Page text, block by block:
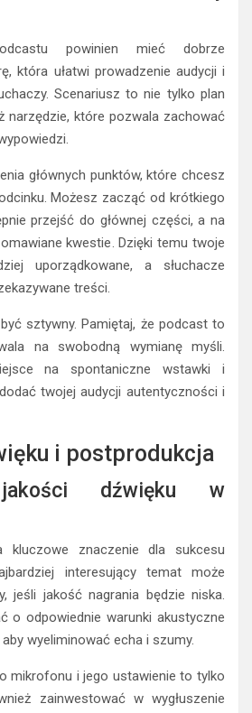
powinien mieć dobrze
która ułatwi prowadzenie audycji i
Scenariusz to nie tylko plan
narzędzie, które pozwala zachować
głównych punktów, które chcesz
Możesz zacząć od krótkiego
przejść do głównej części, a na
kwestie. Dzięki temu twoje
uporządkowane, a słuchacze
treści.
sztywny. Pamiętaj, że podcast to
na swobodną wymianę myśli.
na spontaniczne wstawki i
twojej audycji autentyczności i
i postprodukcja
jakości dźwięku w
kluczowe znaczenie dla sukcesu
interesujący temat może
jeśli jakość nagrania będzie niska.
o odpowiednie warunki akustyczne
wyeliminować echa i szumy.
mikrofonu i jego ustawienie to tylko
zainwestować w wygłuszenie